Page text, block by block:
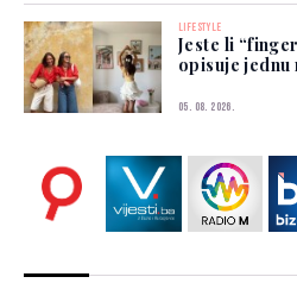
LIFESTYLE
Jeste li
opisuje jednu
05. 08. 2026.